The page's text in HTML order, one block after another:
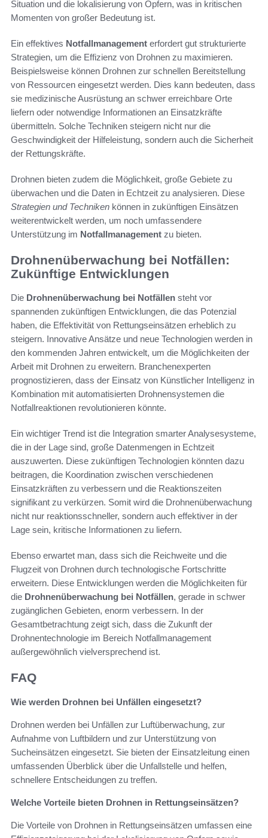
Situation und die lokalisierung von Opfern, was in kritischen
Momenten von großer Bedeutung ist.
Ein effektives Notfallmanagement erfordert gut strukturierte
Strategien, um die Effizienz von Drohnen zu maximieren.
Beispielsweise können Drohnen zur schnellen Bereitstellung
von Ressourcen eingesetzt werden. Dies kann bedeuten, dass
sie medizinische Ausrüstung an schwer erreichbare Orte
liefern oder notwendige Informationen an Einsatzkräfte
übermitteln. Solche Techniken steigern nicht nur die
Geschwindigkeit der Hilfeleistung, sondern auch die Sicherheit
der Rettungskräfte.
Drohnen bieten zudem die Möglichkeit, große Gebiete zu
überwachen und die Daten in Echtzeit zu analysieren. Diese
Strategien und Techniken können in zukünftigen Einsätzen
weiterentwickelt werden, um noch umfassendere
Unterstützung im Notfallmanagement zu bieten.
Drohnenüberwachung bei Notfällen:
Zukünftige Entwicklungen
Die Drohnenüberwachung bei Notfällen steht vor
spannenden zukünftigen Entwicklungen, die das Potenzial
haben, die Effektivität von Rettungseinsätzen erheblich zu
steigern. Innovative Ansätze und neue Technologien werden in
den kommenden Jahren entwickelt, um die Möglichkeiten der
Arbeit mit Drohnen zu erweitern. Branchenexperten
prognostizieren, dass der Einsatz von Künstlicher Intelligenz in
Kombination mit automatisierten Drohnensystemen die
Notfallreaktionen revolutionieren könnte.
Ein wichtiger Trend ist die Integration smarter Analysesysteme,
die in der Lage sind, große Datenmengen in Echtzeit
auszuwerten. Diese zukünftigen Technologien könnten dazu
beitragen, die Koordination zwischen verschiedenen
Einsatzkräften zu verbessern und die Reaktionszeiten
signifikant zu verkürzen. Somit wird die Drohnenüberwachung
nicht nur reaktionsschneller, sondern auch effektiver in der
Lage sein, kritische Informationen zu liefern.
Ebenso erwartet man, dass sich die Reichweite und die
Flugzeit von Drohnen durch technologische Fortschritte
erweitern. Diese Entwicklungen werden die Möglichkeiten für
die Drohnenüberwachung bei Notfällen, gerade in schwer
zugänglichen Gebieten, enorm verbessern. In der
Gesamtbetrachtung zeigt sich, dass die Zukunft der
Drohnentechnologie im Bereich Notfallmanagement
außergewöhnlich vielversprechend ist.
FAQ
Wie werden Drohnen bei Unfällen eingesetzt?
Drohnen werden bei Unfällen zur Luftüberwachung, zur
Aufnahme von Luftbildern und zur Unterstützung von
Sucheinsätzen eingesetzt. Sie bieten der Einsatzleitung einen
umfassenden Überblick über die Unfallstelle und helfen,
schnellere Entscheidungen zu treffen.
Welche Vorteile bieten Drohnen in Rettungseinsätzen?
Die Vorteile von Drohnen in Rettungseinsätzen umfassen eine